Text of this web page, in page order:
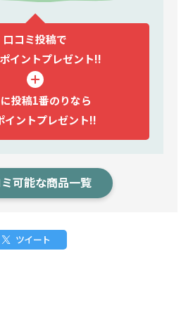
口コミ投稿で
ポイントプレゼント!!
投稿1番のりなら
イントプレゼント!!
可能な商品一覧
ツイート